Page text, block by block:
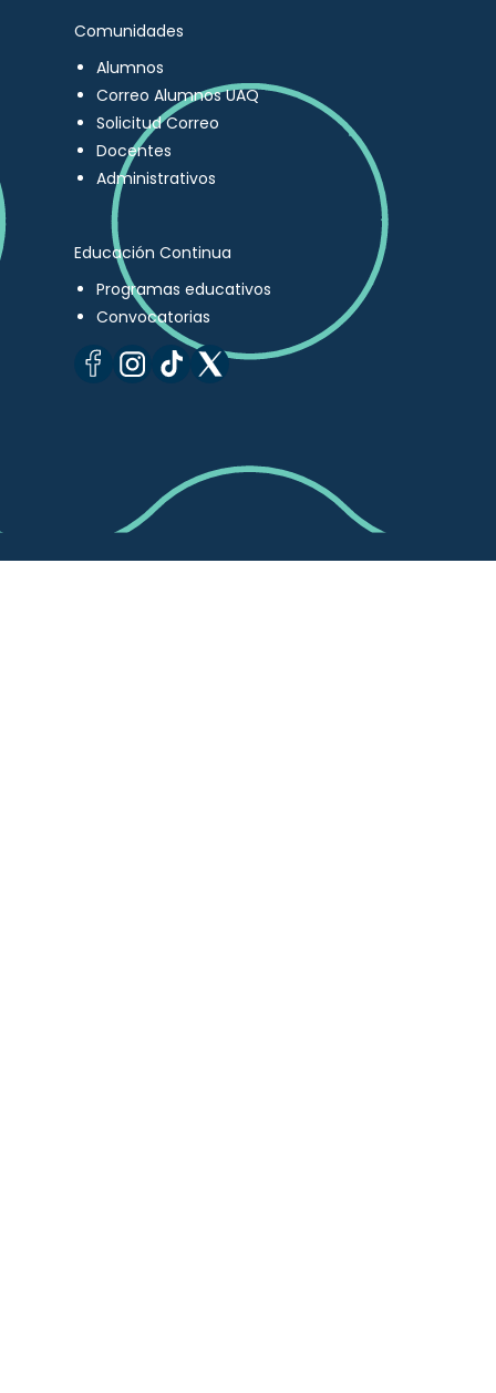
Comunidades
Alumnos
Correo Alumnos UAQ
Solicitud Correo
Docentes
Administrativos
Educación Continua
Programas educativos
Convocatorias